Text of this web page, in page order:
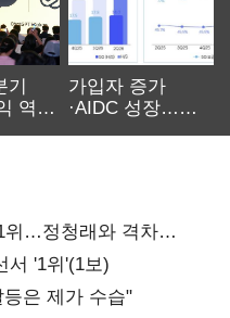
기
역대
가입자 증가
·AIDC 성장…
위…정청래와 격차
서 '1위'(1보)
은 제가 수습"